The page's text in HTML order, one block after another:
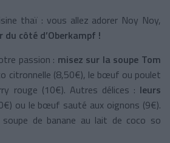
thaï : vous allez adorer Noy Noy,
côté d’Oberkampf !
passion : misez sur la soupe Tom
citronnelle (8,50€), le bœuf ou poulet
rouge (10€). Autres délices : leurs
ou le bœuf sauté aux oignons (9€).
de banane au lait de coco so